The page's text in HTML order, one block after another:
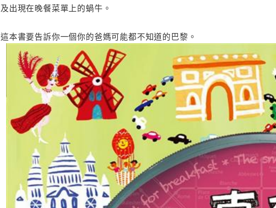
及出現在晚餐菜單上的蝸牛。
這本書要告訴你一個你的爸媽可能都不知道的巴黎。